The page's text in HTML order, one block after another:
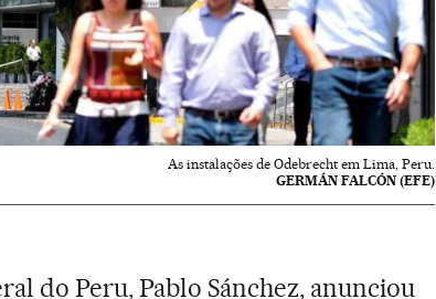
As instalações de Odebrecht em Lima, Peru.
GERMÁN FALCÓN (EFE)
do Peru, Pablo Sánchez, anunciou